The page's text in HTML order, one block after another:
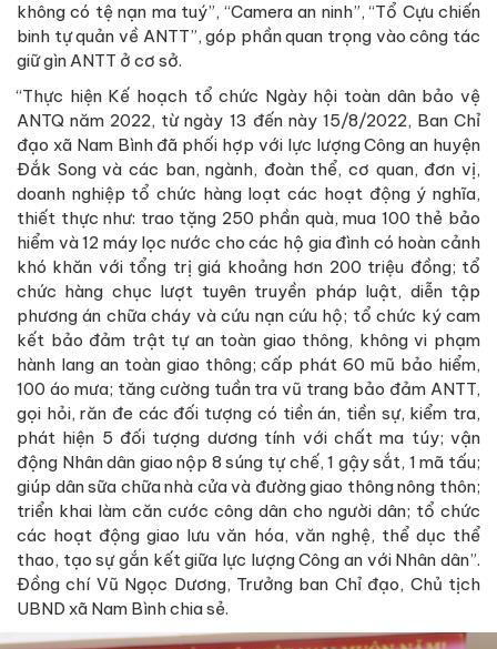
không có tệ nạn ma tuý”, “Camera an ninh”, “Tổ Cựu chiến
binh tự quản về ANTT”, góp phần quan trọng vào công tác
giữ gìn ANTT ở cơ sở.
“Thực hiện Kế hoạch tổ chức Ngày hội toàn dân bảo vệ
ANTQ năm 2022, từ ngày 13 đến này 15/8/2022, Ban Chỉ
đạo xã Nam Bình đã phối hợp với lực lượng Công an huyện
Đắk Song và các ban, ngành, đoàn thể, cơ quan, đơn vị,
doanh nghiệp tổ chức hàng loạt các hoạt động ý nghĩa,
thiết thực như: trao tặng 250 phần quà, mua 100 thẻ bảo
hiểm và 12 máy lọc nước cho các hộ gia đình có hoàn cảnh
khó khăn với tổng trị giá khoảng hơn 200 triệu đồng; tổ
chức hàng chục lượt tuyên truyền pháp luật, diễn tập
phương án chữa cháy và cứu nạn cứu hộ; tổ chức ký cam
kết bảo đảm trật tự an toàn giao thông, không vi phạm
hành lang an toàn giao thông; cấp phát 60 mũ bảo hiểm,
100 áo mưa; tăng cường tuần tra vũ trang bảo đảm ANTT,
gọi hỏi, răn đe các đối tượng có tiền án, tiền sự, kiểm tra,
phát hiện 5 đối tượng dương tính với chất ma túy; vận
động Nhân dân giao nộp 8 súng tự chế, 1 gậy sắt, 1 mã tấu;
giúp dân sữa chữa nhà cửa và đường giao thông nông thôn;
triển khai làm căn cước công dân cho người dân; tổ chức
các hoạt động giao lưu văn hóa, văn nghệ, thể dục thể
thao, tạo sự gắn kết giữa lực lượng Công an với Nhân dân”.
Đồng chí Vũ Ngọc Dương, Trưởng ban Chỉ đạo, Chủ tịch
UBND xã Nam Bình chia sẻ.